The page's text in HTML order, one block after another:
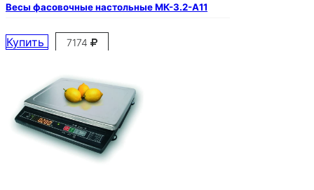
Весы фасовочные настольные МК-3.2-А11
Купить 7174